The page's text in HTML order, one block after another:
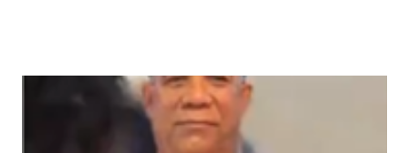
Instagram A post shared by Juan carlos martinez Guerrero
(@elrescatador528) Mas abajo de dejamos el video del
reportaje de Nuria Piera PARTE 1 PARTE 2